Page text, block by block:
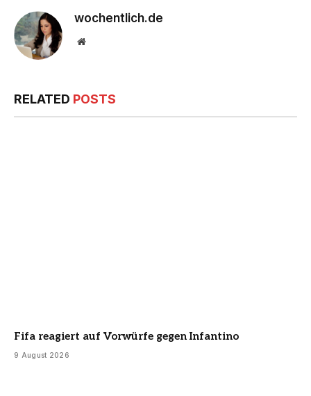
wochentlich.de
Website
RELATED POSTS
Fifa reagiert auf Vorwürfe gegen Infantino
9 August 2026